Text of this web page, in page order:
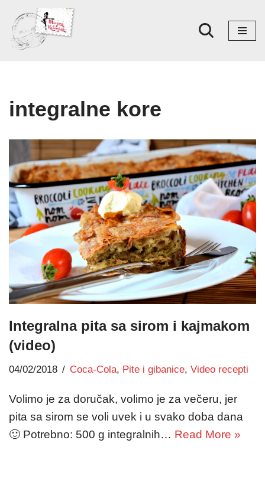
Skoči
na
integralne kore
Integralna pita sa sirom i kajmakom
(video)
04/02/2018 Coca-Cola, Pite i gibanice, Video recepti
Volimo je za doručak, volimo je za večeru, jer
pita sa sirom se voli uvek i u svako doba dana
🙂 Potrebno: 500 g integralnih… Read More »